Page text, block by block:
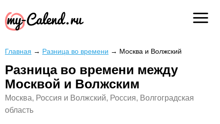
Главная → Разница во времени → Москва и Волжский
Разница во времени между
Москвой и Волжским
Москва, Россия и Волжский, Россия, Волгоградская
область